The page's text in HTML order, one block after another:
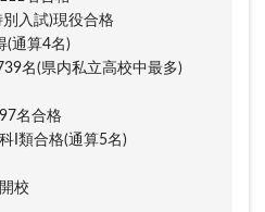
入試)現役合格
(通算4名)
名(県内私立高校中最多)
名合格
I類合格(通算5名)
校